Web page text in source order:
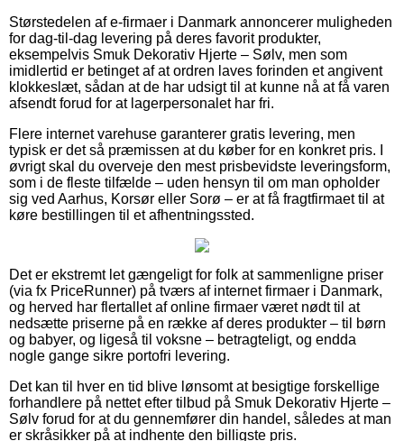
Størstedelen af e-firmaer i Danmark annoncerer muligheden
for dag-til-dag levering på deres favorit produkter,
eksempelvis Smuk Dekorativ Hjerte – Sølv, men som
imidlertid er betinget af at ordren laves forinden et angivent
klokkeslæt, sådan at de har udsigt til at kunne nå at få varen
afsendt forud for at lagerpersonalet har fri.
Flere internet varehuse garanterer gratis levering, men
typisk er det så præmissen at du køber for en konkret pris. I
øvrigt skal du overveje den mest prisbevidste leveringsform,
som i de fleste tilfælde – uden hensyn til om man opholder
sig ved Aarhus, Korsør eller Sorø – er at få fragtfirmaet til at
køre bestillingen til et afhentningssted.
Det er ekstremt let gængeligt for folk at sammenligne priser
(via fx PriceRunner) på tværs af internet firmaer i Danmark,
og herved har flertallet af online firmaer været nødt til at
nedsætte priserne på en række af deres produkter – til børn
og babyer, og ligeså til voksne – betragteligt, og endda
nogle gange sikre portofri levering.
Det kan til hver en tid blive lønsomt at besigtige forskellige
forhandlere på nettet efter tilbud på Smuk Dekorativ Hjerte –
Sølv forud for at du gennemfører din handel, således at man
er skråsikker på at indhente den billigste pris.